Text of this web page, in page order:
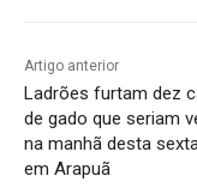
Artigo anterior
Ladrões furtam dez
de gado que seriam
na manhã desta
em Arapuã